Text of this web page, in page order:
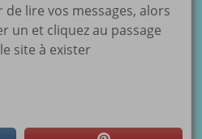
de lire vos messages, alors
un et cliquez au passage
site à exister